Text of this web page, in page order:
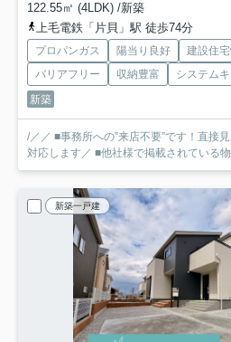
122.55㎡ (4LDK) /新築
上毛電鉄「片貝」駅 徒歩74分
プロパンガス 陽当り良好
建設住
バリアフリー
収納豊富
システム
新築
/／／ ■事務所への”来店不要”です！直接
対応します／ ■他社様で掲載されている
新築一戸建